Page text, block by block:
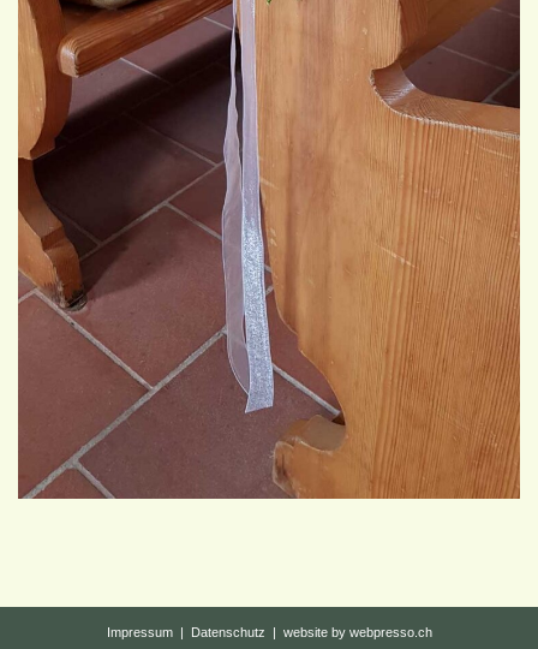
Impressum| Datenschutz | website by webpresso.ch